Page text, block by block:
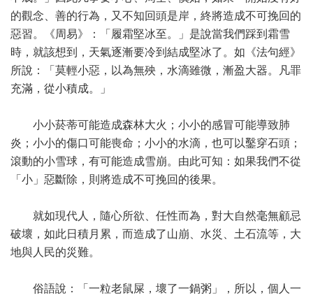
的觀念、善的行為，又不知回頭是岸，終將造成不可挽回的
惡習。《周易》：「履霜堅冰至。」是說當我們踩到霜雪
時，就該想到，天氣逐漸要冷到結成堅冰了。如《法句經》
所說：「莫輕小惡，以為無殃，水滴雖微，漸盈大器。凡罪
充滿，從小積成。」
小小菸蒂可能造成森林大火；小小的感冒可能導致肺
炎；小小的傷口可能喪命；小小的水滴，也可以鑿穿石頭；
滾動的小雪球，有可能造成雪崩。由此可知：如果我們不從
「小」惡斷除，則將造成不可挽回的後果。
就如現代人，隨心所欲、任性而為，對大自然毫無顧忌
破壞，如此日積月累，而造成了山崩、水災、土石流等，大
地與人民的災難。
俗語說：「一粒老鼠屎，壞了一鍋粥」，所以，個人一